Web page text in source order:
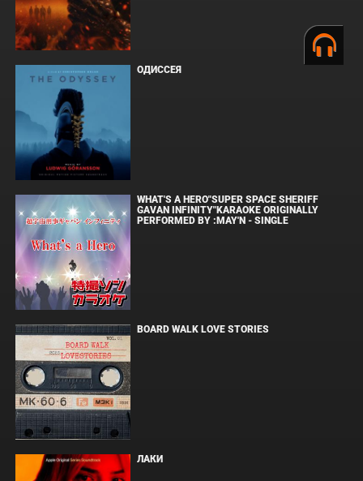
ОДИССЕЯ
WHAT'S A HERO"SUPER SPACE SHERIFF
GAVAN INFINITY"KARAOKE ORIGINALLY
PERFORMED BY :MAY'N - SINGLE
BOARD WALK LOVE STORIES
ЛАКИ